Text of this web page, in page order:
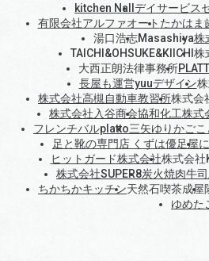
kitchen Nall デイサービス
有限会社アルファオート たかはま
湯口浩志Masashiya株
TAICHI&OHSUKE&KIICHI 株
大西正朗法律事務所
長屋も運営yuuデザイン
株式会社高槻自動車教習所株式会
株式会社入谷商会協和化工株式
フレンチバルplatto三矢ゆりかごこ
足と靴の専門店 くずは優足屋
ヒットガード株式会社株式会社
株式会社SUPER8炭火焼肉牛
ちかちかキッチン天然石喫茶成屋
ゆめた